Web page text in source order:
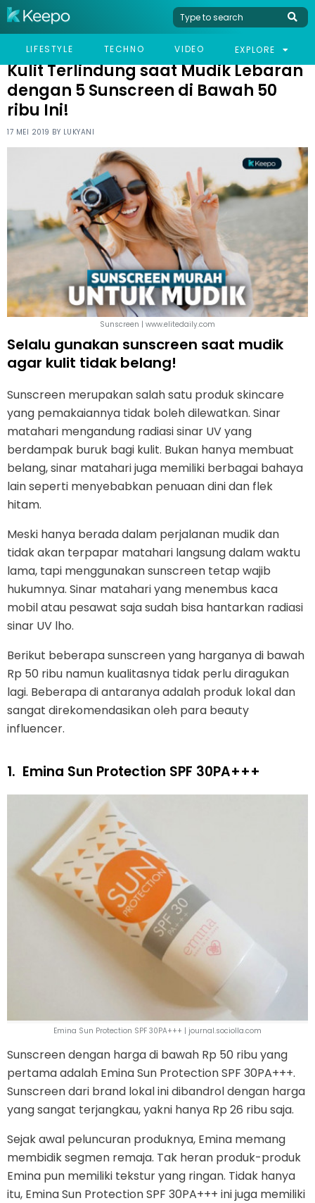
LIFESTYLE TECHNO VIDEO EXPLORE
HOME WOMEN
KULIT TERLINDUNG SAAT MUDIK LEBARAN DENGAN 5
Kulit Terlindung saat Mudik Lebaran
dengan 5 Sunscreen di Bawah 50
ribu Ini!
17 MEI 2019 BY LUKYANI
Sunscreen | www.elitedaily.com
Selalu gunakan sunscreen saat mudik
agar kulit tidak belang!
Sunscreen merupakan salah satu produk skincare
yang pemakaiannya tidak boleh dilewatkan. Sinar
matahari mengandung radiasi sinar UV yang
berdampak buruk bagi kulit. Bukan hanya membuat
belang, sinar matahari juga memiliki berbagai bahaya
lain seperti menyebabkan penuaan dini dan flek
hitam.
Meski hanya berada dalam perjalanan mudik dan
tidak akan terpapar matahari langsung dalam waktu
lama, tapi menggunakan sunscreen tetap wajib
hukumnya. Sinar matahari yang menembus kaca
mobil atau pesawat saja sudah bisa hantarkan radiasi
sinar UV lho.
Berikut beberapa sunscreen yang harganya di bawah
Rp 50 ribu namun kualitasnya tidak perlu diragukan
lagi. Beberapa di antaranya adalah produk lokal dan
sangat direkomendasikan oleh para beauty
influencer.
1. Emina Sun Protection SPF 30PA+++
Emina Sun Protection SPF 30PA+++ | journal.sociolla.com
Sunscreen dengan harga di bawah Rp 50 ribu yang
pertama adalah Emina Sun Protection SPF 30PA+++.
Sunscreen dari brand lokal ini dibandrol dengan harga
yang sangat terjangkau, yakni hanya Rp 26 ribu saja.
Sejak awal peluncuran produknya, Emina memang
membidik segmen remaja. Tak heran produk-produk
Emina pun memiliki tekstur yang ringan. Tidak hanya
itu, Emina Sun Protection SPF 30PA+++ ini juga memiliki